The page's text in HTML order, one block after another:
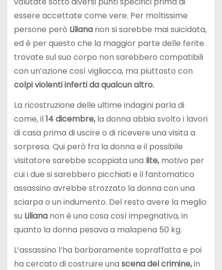
essere accettate come vere. Per moltissime
persone però Liliananon si sarebbe mai suicidata,
ed è per questo che la maggior parte delle ferite
trovate sul suo corpo non sarebbero compatibili
con un’azione così vigliacca, ma piuttosto con
colpi violenti inferti da qualcun altro.
La ricostruzione delle ultime indagini parla di
come, il14 dicembre,la donna abbia svolto i lavori
di casa prima di uscire o di ricevere una visita a
sorpresa. Qui però fra la donna e il possibile
visitatore sarebbe scoppiata una lite,motivo per
cui i due si sarebbero picchiati e il fantomatico
assassino avrebbe strozzato la donna con una
sciarpa o un indumento. Del resto avere la meglio
su Liliananon è una cosa così impegnativa, in
quanto la donna pesava a malapena 50 kg.
L’assassino l’ha barbaramente sopraffatta e poi
ha cercato di costruire una scena del crimine,in